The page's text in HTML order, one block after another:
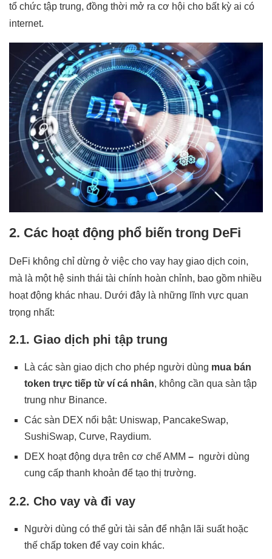
tổ chức tập trung, đồng thời mở ra cơ hội cho bất kỳ ai có
internet.
2. Các hoạt động phổ biến trong DeFi
DeFi không chỉ dừng ở việc cho vay hay giao dịch coin,
mà là một hệ sinh thái tài chính hoàn chỉnh, bao gồm nhiều
hoạt động khác nhau. Dưới đây là những lĩnh vực quan
trọng nhất:
2.1. Giao dịch phi tập trung
Là các sàn giao dịch cho phép người dùng mua bán
token trực tiếp từ ví cá nhân, không cần qua sàn tập
trung như Binance.
Các sàn DEX nổi bật: Uniswap, PancakeSwap,
SushiSwap, Curve, Raydium.
DEX hoạt động dựa trên cơ chế AMM – người dùng
cung cấp thanh khoản để tạo thị trường.
2.2. Cho vay và đi vay
Người dùng có thể gửi tài sản để nhận lãi suất hoặc
thế chấp token để vay coin khác.